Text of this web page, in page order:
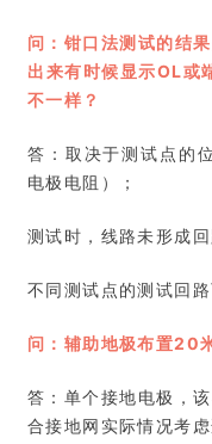
问：钳口法测试的结果
出来有时候显示OL
不一样？
答：取决于测试点的
电极电阻）；
测试时，线路未形成回
不同测试点的测试回
问：辅助地极布置20
答：单个接地电极，
合接地网实际情况考